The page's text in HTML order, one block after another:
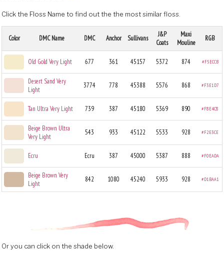
Click the Floss Name to find out the the most similar floss.
Color DMC Name DMC Anchor Sullivans
J&P
Coats
Maxi
Mouline
RGB
Old Gold Very Light 677 361 45157 5372 874 #F5ECCB
Desert Sand Very
Light
3774 778 45388 5576 868 #F3E1D7
Tan Ultra Very Light 739 387 45180 5369 890 #F8E4C8
Beige Brown Ultra
Very Light
543 933 45122 5533 928 #F2E3CE
Ecru Ecru 387 45000 5387 888 #F0EADA
Beige Brown Very
Light
842 1080 45240 5933 928 #D1BAA1
Or you can click on the shade below.